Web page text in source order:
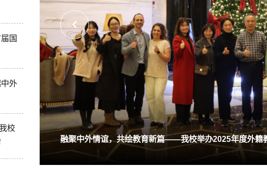
国
外
校
融聚中外情谊，共绘教育新篇——我校举办2025年度外籍